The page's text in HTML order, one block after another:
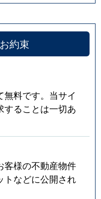
約束
料です。当サイ
することは一切あ
客様の不動産物件
トなどに公開され